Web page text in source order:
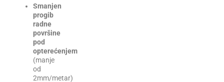
Smanjen
progib
radne
površine
pod
opterećenjem
(manje
od
2mm/metar)